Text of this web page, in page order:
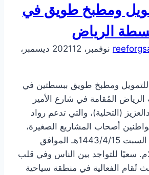
والضمان
الموارد
والتنمية
الاجتماعية
ومطبخ طويق في
الرياض
12 ديسمبر،
ومطبخ طويق ببسطتين في
المُقامة في شارع الأمير
(التحلية)، والتي تدعم رواد
أصحاب المشاريع الصغيرة،
بدءًا من يوم السبت 1443/4/15هـ الموافق
2021/11/20م. سعيًا للتواجد بين الناس وفي قلب
تُقام الفعالية في منطقة سياحية